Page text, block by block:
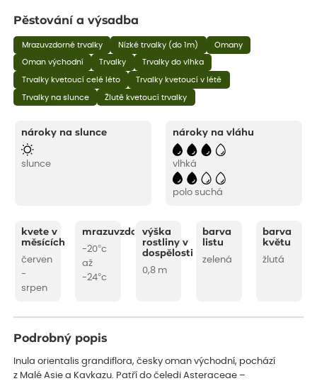
Pěstování a výsadba
Mrazuvzdorné trvalky Nízké trvalky (do 1m) Omany
Oman východní Trvalky Trvalky do vlhka
Trvalky kvetoucí celé léto Trvalky kvetoucí v létě
Trvalky na slunce Žlutě kvetoucí trvalky
nároky na slunce
slunce
nároky na vláhu
vlhká
polo suchá
kvete v
měsících
červen
-
srpen
mrazuvzdornost
-20°c
až
-24°c
výška
rostliny v
dospělosti
0,8 m
barva
listu
zelená
barva
květu
žlutá
Podrobný popis
Inula orientalis grandiflora, česky oman východní, pochází
z Malé Asie a Kavkazu. Patří do čeledi Asteraceae –